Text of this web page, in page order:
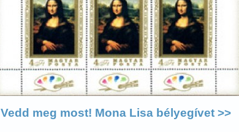
Vedd meg most! Mona Lisa bélyegívet >>